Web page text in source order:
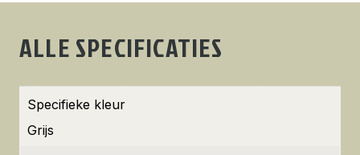
ALLE SPECIFICATIES
Specifieke kleur
Grijs